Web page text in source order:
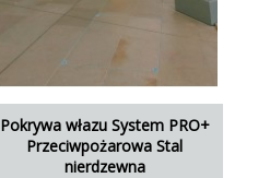
Pokrywa włazu System PRO+
Przeciwpożarowa Stal
nierdzewna